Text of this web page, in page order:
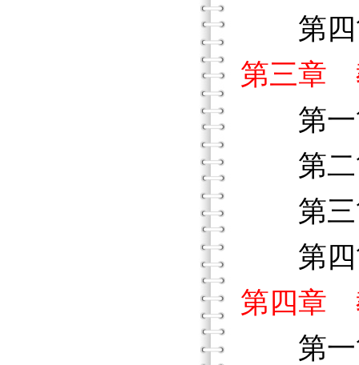
第四
第三章
第一
第二
第三
第四
第四章
第一